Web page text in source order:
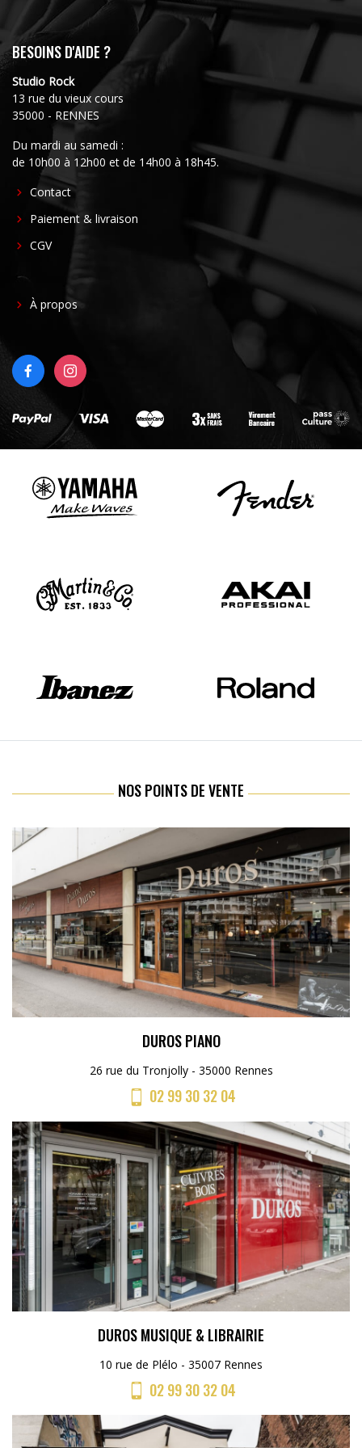
BESOINS D'AIDE ?
Studio Rock
13 rue du vieux cours
35000 - RENNES
Du mardi au samedi :
de 10h00 à 12h00 et de 14h00 à 18h45.
FOOTER
CENTER
Contact
Paiement & livraison
CGV
FOOTER
À propos
FACEBOOKINSTAGRAM
NOS POINTS DE VENTE
DUROS PIANO
26 rue du Tronjolly - 35000 Rennes
02 99 30 32 04
DUROS MUSIQUE & LIBRAIRIE
10 rue de Plélo - 35007 Rennes
02 99 30 32 04